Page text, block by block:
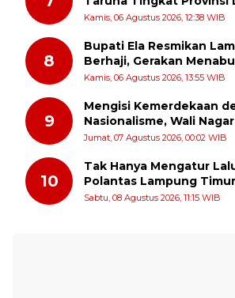
Melakukan Temu Karya
Kamis, 06 Agustus 2026, 12:38 WIB
8
Bupati Ela Resmikan
Berhaji, Gerakan
untuk Wujudkan Impian
Kamis, 06 Agustus 2026, 13:55 WIB
9
Mengisi Kemerdekaan
Nasionalisme, Wali
Serukan Pengibaran
Jumat, 07 Agustus 2026, 00:02 WIB
10
Tak Hanya Mengatur
Polantas Lampung
Kepedulian Sosial
Sabtu, 08 Agustus 2026, 11:15 WIB